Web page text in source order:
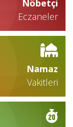
Nöbetçi
Eczaneler
Namaz
Vakitleri